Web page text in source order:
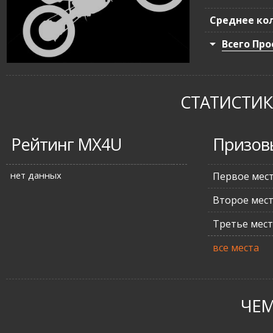
Среднее
Всего
Рейтинг MX4U
нет данных
Первое
Второе
Третье
все места